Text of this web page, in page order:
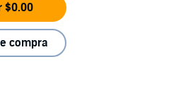
$0.00
compra